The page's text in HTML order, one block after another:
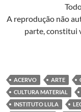
A reprodução não
parte, constitui
ACERVO ARTE
CULTURA MATERIAL
INSTITUTO LULA